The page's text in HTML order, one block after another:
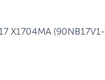
X1704MA (90NB17V1-